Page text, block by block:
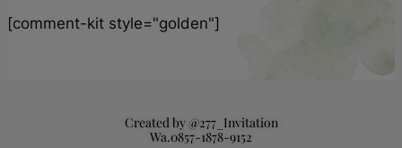
[comment-kit style="golden"]
Created by @277_Invitation
Wa.0857-1878-9152